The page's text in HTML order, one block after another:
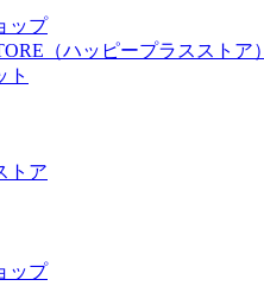
ップ
（ハッピープラスストア）
ト
トア
ップ